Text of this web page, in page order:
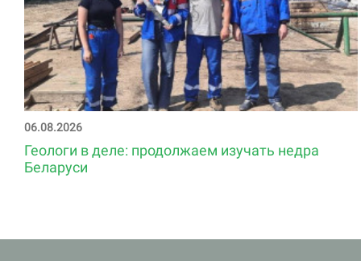
06.08.2026
Геологи в деле: продолжаем изучать недра
Беларуси